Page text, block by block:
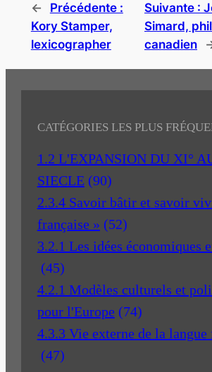
←
Précédente :
Kory Stamper,
lexicographer
Suivante :
Simard,
canadien
CATÉGORIES LES PLUS
1.2 L'EXPANSION DU XI°
SIECLE (90)
2.3.4 Savoir bâtir et savoir
française » (52)
3.2.1 Les idées économiques
(45)
4.2.1 Modèles culturels et
pour l'Europe (74)
4.3.3 Vie externe de la langue
(47)